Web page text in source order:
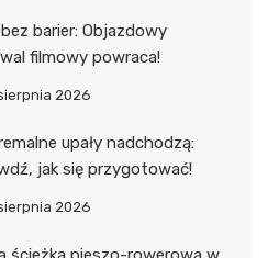
bez barier: Objazdowy
filmowy powraca!
2026
upały nadchodzą:
jak się przygotować!
2026